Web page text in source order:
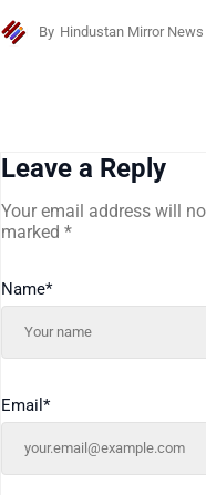
By Hindustan Mirror News
Leave a Reply
Your email address will
marked *
Name*
Email *